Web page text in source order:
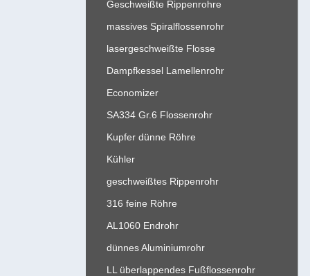
Geschweißte Rippenrohre
massives Spiralflossenrohr
lasergeschweißte Flosse
Dampfkessel Lamellenrohr
Economizer
SA334 Gr.6 Flossenrohr
Kupfer dünne Röhre
Kühler
geschweißtes Rippenrohr
316 feine Röhre
AL1060 Endrohr
dünnes Aluminiumrohr
LL überlappendes Fußflossenrohr